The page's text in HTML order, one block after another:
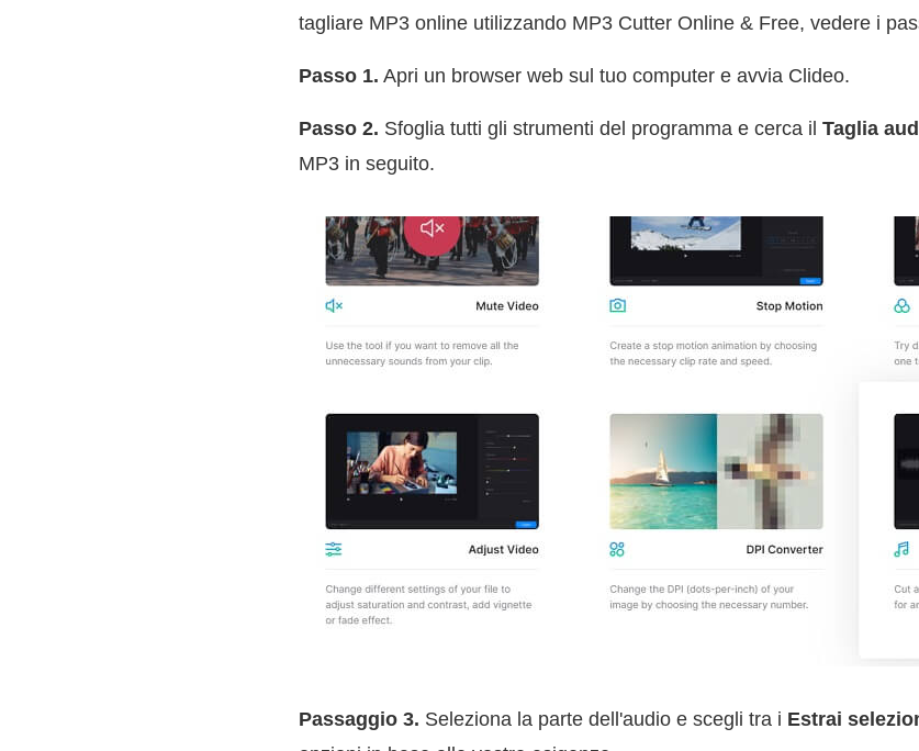
tagliare MP3 online utilizzando MP3 Cutter Online & Free, vedere i
Passo 1. Apri un browser web sul tuo computer e avvia Clideo.
Passo 2. Sfoglia tutti gli strumenti del programma e cerca il Taglia
MP3 in seguito.
Passaggio 3. Seleziona la parte dell'audio e scegli tra i Estrai